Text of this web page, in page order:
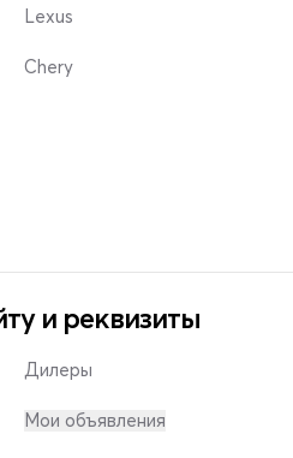
Lexus
Chery
и реквизиты
Дилеры
Мои объявления